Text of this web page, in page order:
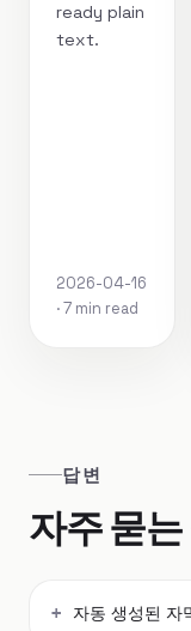
ready plain
text.
2026-04-16
· 7 min read
답변
자주 묻
자동 생성된 자